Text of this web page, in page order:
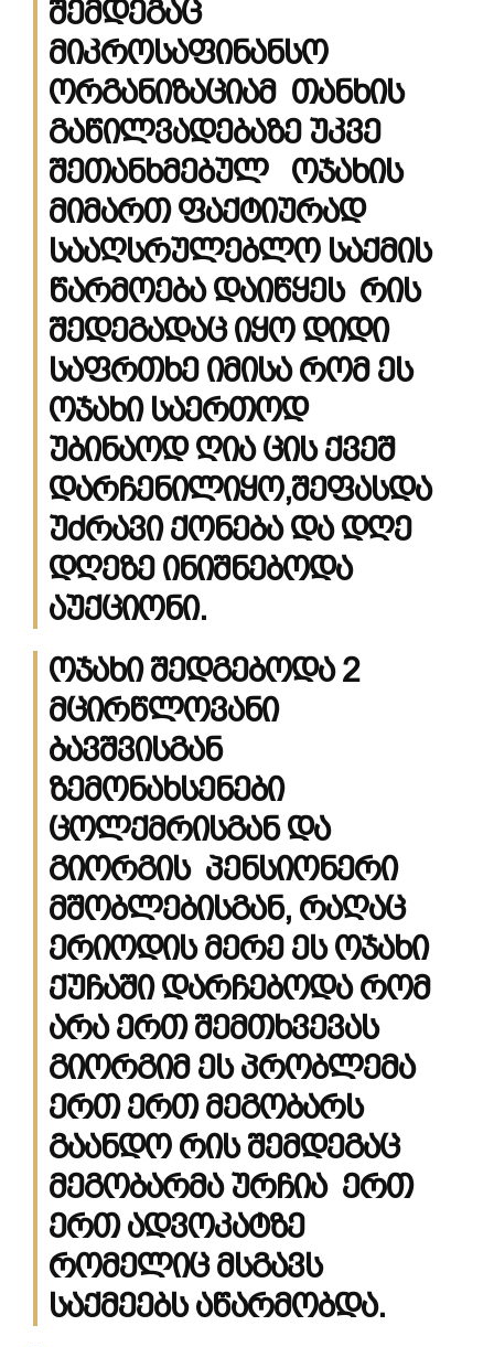
შემდეგაც
მიკროსაფინანსო
ორგანიზაციამ თანხის
გაწილვადებაზე უკვე
შეთანხმებულ ოჯახის
მიმართ ფაქტიურად
სააღსრულებლო საქმის
წარმოება დაიწყეს რის
შედეგადაც იყო დიდი
საფრთხე იმისა რომ ეს
ოჯახი საერთოდ
უბინაოდ ღია ცის ქვეშ
დარჩენილიყო,შეფასდა
უძრავი ქონება და დღე
დღეზე ინიშნებოდა
აუქციონი.
ოჯახი შედგებოდა 2
მცირწლოვანი
ბავშვისგან
ზემონახსენები
ცოლქმრისგან და
გიორგის პენსიონერი
მშობლებისგან, რაღაც
ერიოდის მერე ეს ოჯახი
ქუჩაში დარჩებოდა რომ
არა ერთ შემთხვევას
გიორგიმ ეს პრობლემა
ერთ ერთ მეგობარს
გაანდო რის შემდეგაც
მეგობარმა ურჩია ერთ
ერთ ადვოკატზე
რომელიც მსგავს
საქმეებს აწარმობდა.